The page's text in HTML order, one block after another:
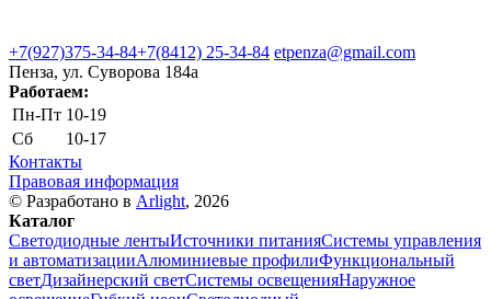
+7(927)375-34-84+7(8412) 25-34-84 etpenza@gmail.com
Пенза, ул. Cуворова 184а
Работаем:
Пн-Пт 10-19
Сб
10-17
Контакты
Правовая информация
© Разработано в Arlight, 2026
Каталог
Светодиодные лентыИсточники питанияСистемы управления
и автоматизацииАлюминиевые профилиФункциональный
светДизайнерский светСистемы освещенияНаружное